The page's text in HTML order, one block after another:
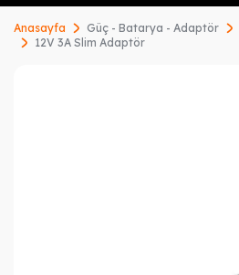
Anasayfa Güç - Batarya - Adaptör
12V 3A Slim Adaptör